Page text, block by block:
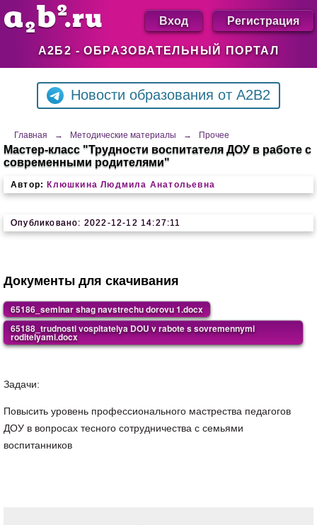
А2Б2 - ОБРАЗОВАТЕЛЬНЫЙ ПОРТАЛ
Вход Регистрация
Новости образования от A2B2
Главная → Методические материалы → Прочее
Мастер-класс "Трудности воспитателя ДОУ в работе с
современными родителями"
Автор: Клюшкина Людмила Анатольевна
Опубликовано: 2022-12-12 14:27:11
Документы для скачивания
65186_seminar shag navstrechu dorovu 1.docx
65188_trudnosti vospitatelya DOU v rabote s sovremennymi
roditelyami.docx
Задачи:
Повысить уровень профессионального мастрества педагогов
ДОУ в вопросах тесного сотрудничества с семьями
воспитанников